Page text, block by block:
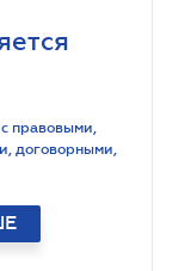
правовыми,
договорными,